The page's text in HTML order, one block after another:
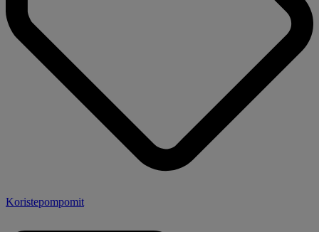
Koristepompomit